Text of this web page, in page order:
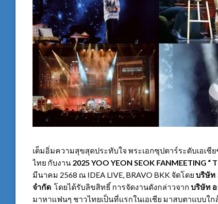
เต็มอิ่มความสุขสุดประทับใจ พระเอกซุปตาร์ระดับเอเชีย
ไทย กับงาน 2025 YOO YEON SEOK FANMEETING “
มีนาคม 2568 ณ IDEA LIVE, BRAVO BKK จัดโดย บริษัท
จำกัด โดยได้รับลิขสิทธิ์ การจัดงานดังกล่าวจาก บริษัท อ
มาหาแฟนๆ ชาวไทยเป็นที่แรกในเอเชีย มาสบตาแบบใ